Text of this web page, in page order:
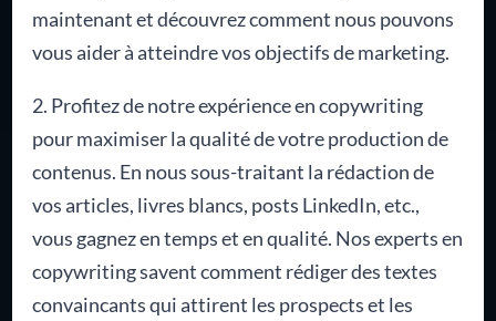
maintenant et découvrez comment nous pouvons
vous aider à atteindre vos objectifs de marketing.
2. Profitez de notre expérience en copywriting
pour maximiser la qualité de votre production de
contenus. En nous sous-traitant la rédaction de
vos articles, livres blancs, posts LinkedIn, etc.,
vous gagnez en temps et en qualité. Nos experts en
copywriting savent comment rédiger des textes
convaincants qui attirent les prospects et les